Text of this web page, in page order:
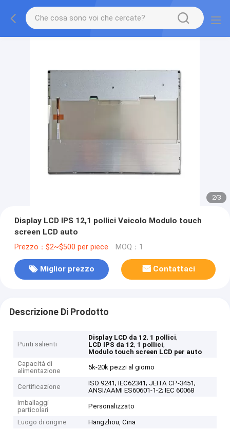
2/3
Display LCD IPS 12,1 pollici Veicolo Modulo touch
screen LCD auto
Prezzo：$2~$500 per piece MOQ：1
Miglior prezzo Contattaci
Descrizione Di Prodotto
Punti salienti
Display LCD da 12, 1 pollici,
LCD IPS da 12, 1 pollici,
Modulo touch screen LCD per auto
Capacità di
alimentazione
5k-20k pezzi al giorno
Certificazione
ISO 9241; IEC62341; JEITA CP-3451;
ANSI/AAMI ES60601-1-2; IEC 60068
Imballaggi
particolari
Personalizzato
Luogo di origine
Hangzhou, Cina